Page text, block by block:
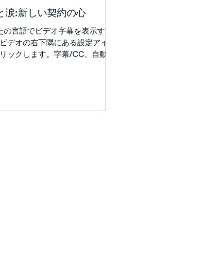
で変えられました。アブラハム
の国の父」を意味し、そしてサ
姫様」を意味します。 彼らが
神」の名前を口にするたびに、
の神から与えられた運命への信
涙:新しい契約の心
の言語でビデオ字幕を表示する
デオの右下隅にある設定アイコ
ックします。字幕/CC、自動翻
ストでは、アリエル・ブルーメ